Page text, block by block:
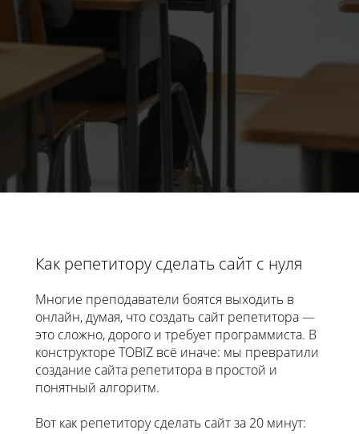
Как репетитору сделать сайт с нуля
Многие преподаватели боятся выходить в
онлайн, думая, что создать сайт репетитора —
это сложно, дорого и требует программиста. В
конструкторе TOBIZ всё иначе: мы превратили
создание сайта репетитора в простой и
понятный алгоритм.
Вот как репетитору сделать сайт за 20 минут: